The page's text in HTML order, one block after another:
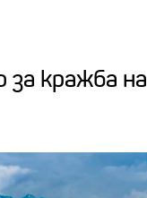
за кражба на